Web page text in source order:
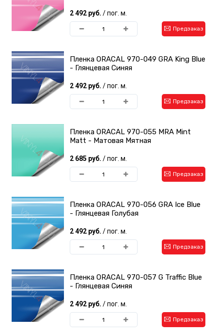
2 492 руб. / пог. м.
Предзаказ
Пленка ORACAL 970-049 GRA King Blue
- Глянцевая Синяя
2 492 руб. / пог. м.
Предзаказ
Пленка ORACAL 970-055 MRA Mint
Matt - Матовая Мятная
2 685 руб. / пог. м.
Предзаказ
Пленка ORACAL 970-056 GRA Ice Blue
- Глянцевая Голубая
2 492 руб. / пог. м.
Предзаказ
Пленка ORACAL 970-057 G Traffic Blue
- Глянцевая Синяя
2 492 руб. / пог. м.
Предзаказ